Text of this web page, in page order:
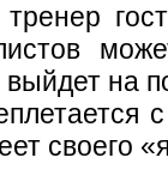
выйдет на
своего